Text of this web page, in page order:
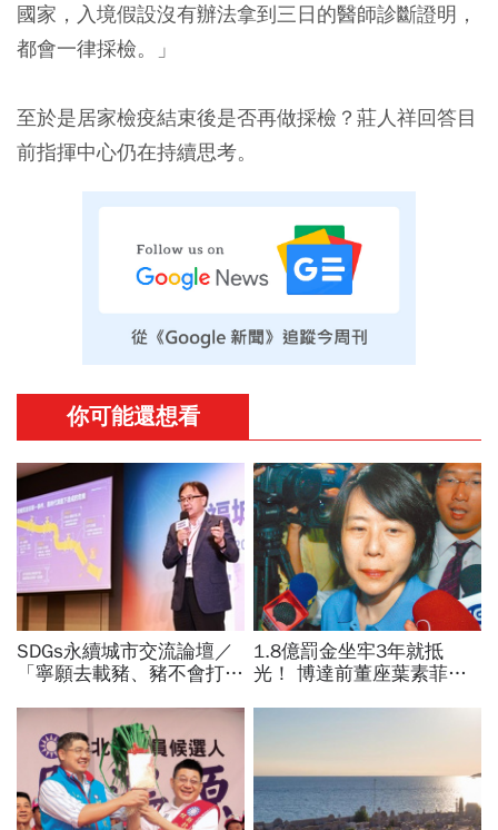
國家，入境假設沒有辦法拿到三日的醫師診斷證明，
都會一律採檢。」
至於是居家檢疫結束後是否再做採檢？莊人祥回答目
前指揮中心仍在持續思考。